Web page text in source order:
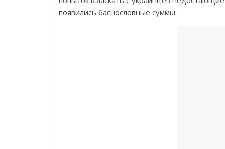
появились баснословные суммы.